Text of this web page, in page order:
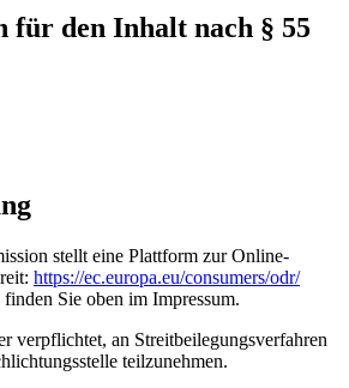
für den Inhalt nach § 55
stellt eine Plattform zur Online-
https://ec.europa.eu/consumers/odr/
Sie oben im Impressum.
verpflichtet, an Streitbeilegungsverfahren
teilzunehmen.